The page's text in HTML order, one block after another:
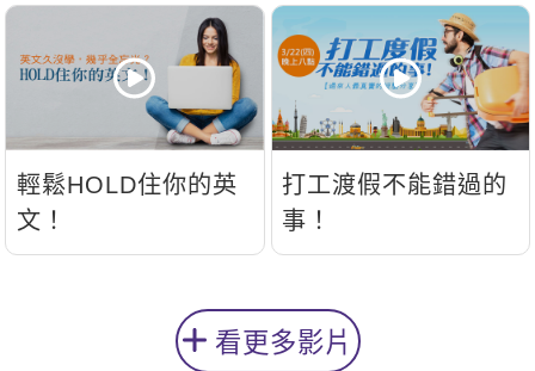
輕鬆HOLD住你的英
文！
打工渡假不能錯過的
事！
看更多影片